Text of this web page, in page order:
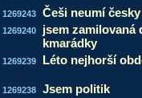
1269243 Češi neumí česky
1269240
jsem zamilovaná
kmarádky
1269239 Léto nejhorší
1269238 Jsem politik